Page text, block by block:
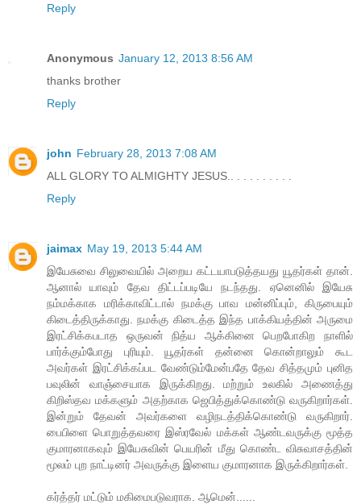
Reply
Anonymous January 12, 2013 8:56 AM
thanks brother
Reply
john February 28, 2013 7:08 AM
ALL GLORY TO ALMIGHTY JESUS.. . . . . . . . . .
Reply
jaimax May 19, 2013 5:44 AM
இயேசுவை சிலுவையில் அறைய கட்டயாபடுத்தயது யூதர்கள் தான்.
ஆனால் யாவும் தேவ திட்டப்படியே நடந்தது. ஏனெனில் இயேசு
நம்மக்காக மரிக்காவிட்டால் நமக்கு பாவ மன்னிப்பும், கிருபையும்
கிடைத்திருக்காது. நமக்கு கிடைத்த இந்த பாக்கியத்தின் அருமை
இரட்சிக்கபடாத ஒருவன் நித்ய ஆக்கினை பெறபோகிற நாளில்
பார்க்கும்போது புரியும். யூதர்கள் தன்னை கொன்றாலும் கூட
அவர்கள் இரட்சிக்கப்பட வேண்டும்மேன்பதே தேவ சித்தமும் புனித
பவுலின் வாஞ்சையாக இருக்கிறது. மற்றும் உலகில் அணைத்து
கிறிஸ்தவ மக்களும் அதற்காக ஜெபித்துக்கொண்டு வருகிறார்கள்.
இன்றும் தேவன் அவர்களை வழிநடத்திக்கொண்டு வருகிறார்.
பைபிளை பொறுத்தவரை இஸ்ரவேல் மக்கள் ஆண்டவருக்கு மூத்த
குமாரனாகவும் இயேசுவின் பெயரின் மீது கொண்ட விசுவாசத்தின்
மூலம் புற நாட்டினர் அவருக்கு இளைய குமாரனாக இருக்கிறார்கள்.
கர்த்தர் மட்டும் மகிமைபடுவராக. ஆமென்......